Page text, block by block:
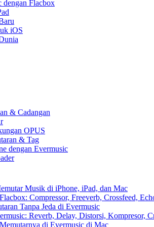
dengan Flacbox
iOS
& Cadangan
OPUS
& Tag
dengan Evermusic
Musik di iPhone, iPad, dan Mac
Compressor, Freeverb, Crossfeed,
Tanpa Jeda di Evermusic
Reverb, Delay, Distorsi, Kompresor,
di Evermusic di Mac